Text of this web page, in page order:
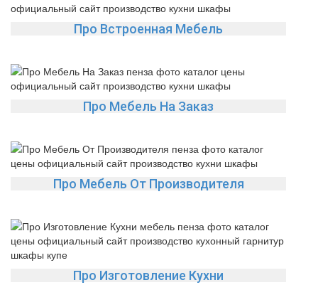
Про Встроенная Мебель
Про Мебель На Заказ
Про Мебель От Производителя
Про Изготовление Кухни